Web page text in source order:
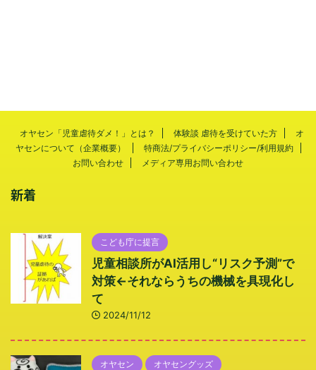
オヤセン「児童虐待ダメ！」とは？ 体験談 虐待を受けていた方
オ
ヤセンについて（企業概要）
特商法/プライバシーポリシー/利用規約
お問い合わせ
メディア専用お問い合わせ
新着
こども庁に提言
児童相談所がAI活用し“リスク予測”で
対策←それならうちの機械を具現化し
て
2024/11/12
オヤセン オヤセングッズ